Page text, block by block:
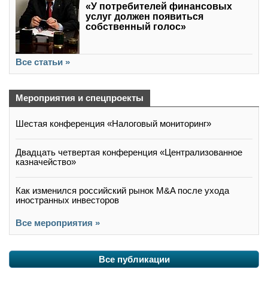
«У потребителей финансовых
услуг должен появиться
собственный голос»
Все статьи »
Мероприятия и спецпроекты
Шестая конференция «Налоговый мониторинг»
Двадцать четвертая конференция «Централизованное
казначейство»
Как изменился российский рынок M&A после ухода
иностранных инвесторов
Все мероприятия »
Все публикации